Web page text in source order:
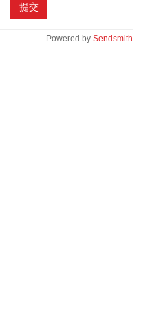
提交
Powered by Sendsmith